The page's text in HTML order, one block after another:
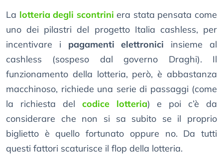
La lotteria degli scontrini era stata pensata come
uno dei pilastri del progetto Italia cashless, per
incentivare i pagamenti elettronici insieme al
cashless (sospeso dal governo Draghi). Il
funzionamento della lotteria, però, è abbastanza
macchinoso, richiede una serie di passaggi (come
la richiesta del codice lotteria) e poi c’è da
considerare che non si sa subito se il proprio
biglietto è quello fortunato oppure no. Da tutti
questi fattori scaturisce il flop della lotteria.